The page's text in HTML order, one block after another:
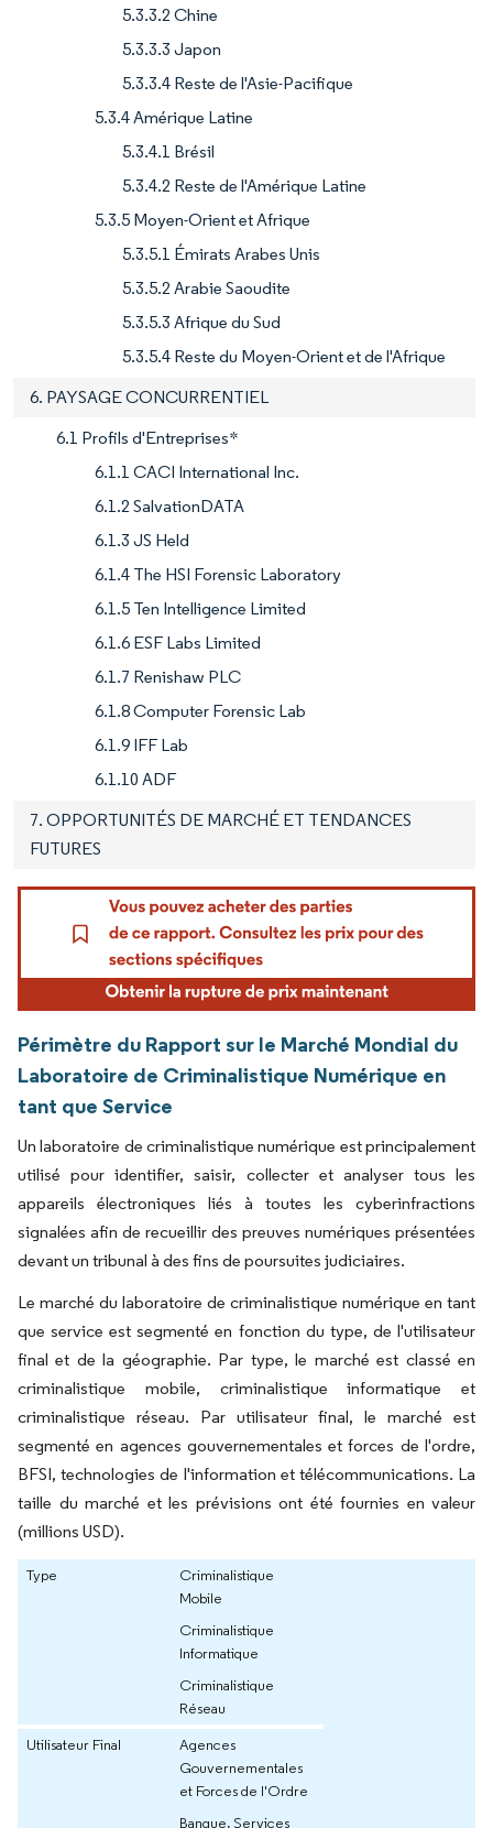
5.3.3.2 Chine
5.3.3.3 Japon
5.3.3.4 Reste de l'Asie-Pacifique
5.3.4 Amérique Latine
5.3.4.1 Brésil
5.3.4.2 Reste de l'Amérique Latine
5.3.5 Moyen-Orient et Afrique
5.3.5.1 Émirats Arabes Unis
5.3.5.2 Arabie Saoudite
5.3.5.3 Afrique du Sud
5.3.5.4 Reste du Moyen-Orient et de l'Afrique
6. PAYSAGE CONCURRENTIEL
6.1 Profils d'Entreprises*
6.1.1 CACI International Inc.
6.1.2 SalvationDATA
6.1.3 JS Held
6.1.4 The HSI Forensic Laboratory
6.1.5 Ten Intelligence Limited
6.1.6 ESF Labs Limited
6.1.7 Renishaw PLC
6.1.8 Computer Forensic Lab
6.1.9 IFF Lab
6.1.10 ADF
7. OPPORTUNITÉS DE MARCHÉ ET TENDANCES
FUTURES
Périmètre du Rapport sur le Marché Mondial du
Laboratoire de Criminalistique Numérique en
tant que Service
Un laboratoire de criminalistique numérique est principalement
utilisé pour identifier, saisir, collecter et analyser tous les
appareils électroniques liés à toutes les cyberinfractions
signalées afin de recueillir des preuves numériques présentées
devant un tribunal à des fins de poursuites judiciaires.
Le marché du laboratoire de criminalistique numérique en tant
que service est segmenté en fonction du type, de l'utilisateur
final et de la géographie. Par type, le marché est classé en
criminalistique mobile, criminalistique informatique et
criminalistique réseau. Par utilisateur final, le marché est
segmenté en agences gouvernementales et forces de l'ordre,
BFSI, technologies de l'information et télécommunications. La
taille du marché et les prévisions ont été fournies en valeur
(millions USD).
Type
Criminalistique
Mobile
Criminalistique
Informatique
Criminalistique
Réseau
Utilisateur Final
Agences
Gouvernementales
et Forces de l'Ordre
Banque, Services